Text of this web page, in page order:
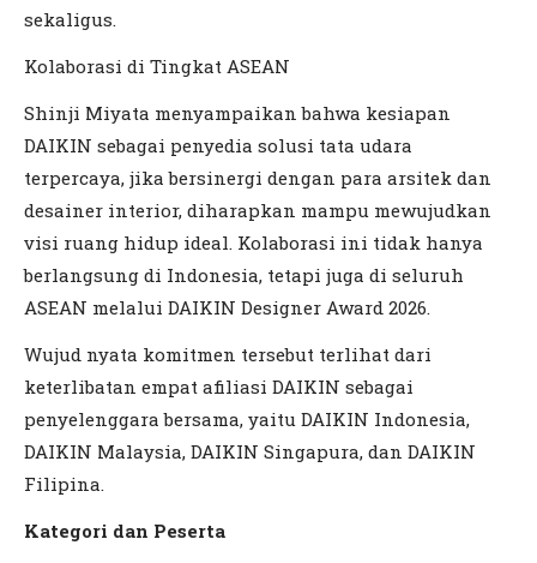
sekaligus.
Kolaborasi di Tingkat ASEAN
Shinji Miyata menyampaikan bahwa kesiapan
DAIKIN sebagai penyedia solusi tata udara
terpercaya, jika bersinergi dengan para arsitek dan
desainer interior, diharapkan mampu mewujudkan
visi ruang hidup ideal. Kolaborasi ini tidak hanya
berlangsung di Indonesia, tetapi juga di seluruh
ASEAN melalui DAIKIN Designer Award 2026.
Wujud nyata komitmen tersebut terlihat dari
keterlibatan empat afiliasi DAIKIN sebagai
penyelenggara bersama, yaitu DAIKIN Indonesia,
DAIKIN Malaysia, DAIKIN Singapura, dan DAIKIN
Filipina.
Kategori dan Peserta